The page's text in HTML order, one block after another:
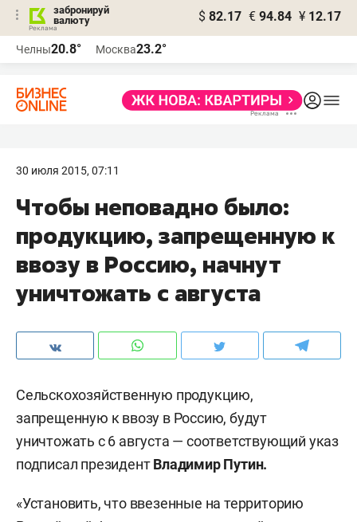
забронируй
валюту
$ 82.17 € 94.84 ¥ 12.17
Челны20.8° Москва23.2°
30 июля 2015, 07:11
Чтобы неповадно было:
продукцию, запрещенную к
ввозу в Россию, начнут
уничтожать с августа
Сельскохозяйственную продукцию,
запрещенную к ввозу в Россию, будут
уничтожать с 6 августа — соответствующий указ
подписал президентВладимир Путин.
«Установить, что ввезенные на территорию